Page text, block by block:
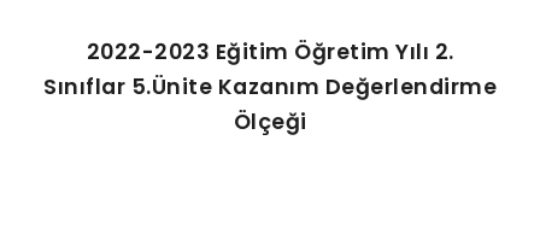
2022-2023 Eğitim Öğretim Yılı 2.
Sınıflar 5.Ünite Kazanım Değerlendirme
Ölçeği